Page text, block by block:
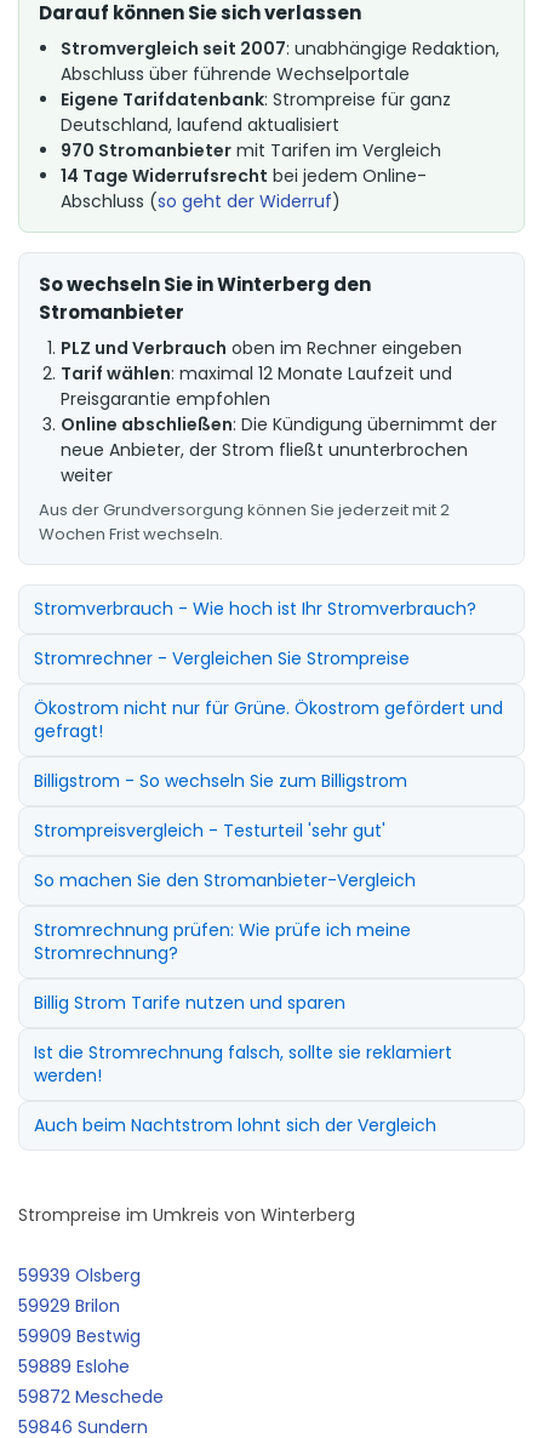
Darauf können Sie sich verlassen
Stromvergleich seit 2007: unabhängige Redaktion,
Abschluss über führende Wechselportale
Eigene Tarifdatenbank: Strompreise für ganz
Deutschland, laufend aktualisiert
970 Stromanbieter mit Tarifen im Vergleich
14 Tage Widerrufsrecht bei jedem Online-
Abschluss (so geht der Widerruf)
So wechseln Sie in Winterberg den
Stromanbieter
PLZ und Verbrauch oben im Rechner eingeben
Tarif wählen: maximal 12 Monate Laufzeit und
Preisgarantie empfohlen
Online abschließen: Die Kündigung übernimmt der
neue Anbieter, der Strom fließt ununterbrochen
weiter
Aus der Grundversorgung können Sie jederzeit mit 2
Wochen Frist wechseln.
Stromverbrauch - Wie hoch ist Ihr Stromverbrauch?
Stromrechner - Vergleichen Sie Strompreise
Ökostrom nicht nur für Grüne. Ökostrom gefördert und
gefragt!
Billigstrom - So wechseln Sie zum Billigstrom
Strompreisvergleich - Testurteil 'sehr gut'
So machen Sie den Stromanbieter-Vergleich
Stromrechnung prüfen: Wie prüfe ich meine
Stromrechnung?
Billig Strom Tarife nutzen und sparen
Ist die Stromrechnung falsch, sollte sie reklamiert
werden!
Auch beim Nachtstrom lohnt sich der Vergleich
Strompreise im Umkreis von Winterberg
59939 Olsberg
59929 Brilon
59909 Bestwig
59889 Eslohe
59872 Meschede
59846 Sundern